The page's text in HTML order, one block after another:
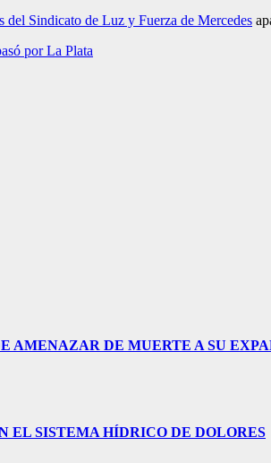
Sindicato de Luz y Fuerza de Mercedes
por La Plata
AMENAZAR DE MUERTE A SU
EL SISTEMA HÍDRICO DE DOLORES